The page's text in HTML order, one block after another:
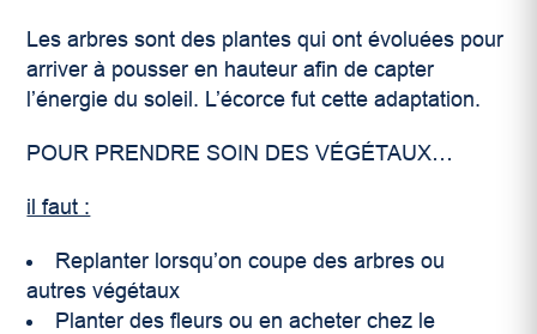
Les arbres sont des plantes qui ont évoluées pour
arriver à pousser en hauteur afin de capter
l’énergie du soleil. L’écorce fut cette adaptation.
POUR PRENDRE SOIN DES VÉGÉTAUX…
il faut :
Replanter lorsqu’on coupe des arbres ou
autres végétaux
Planter des fleurs ou en acheter chez le